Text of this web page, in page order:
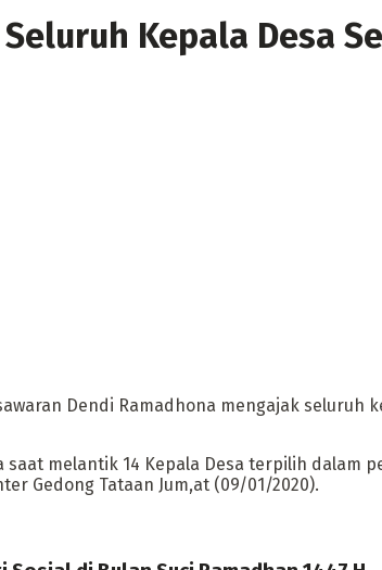
Kepala Desa
Dendi Ramadhona mengajak
melantik 14 Kepala Desa terpilih
Gedong Tataan Jum,at (09/01/2020).